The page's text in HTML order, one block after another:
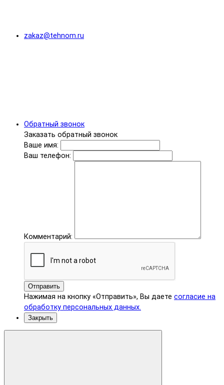
zakaz@tehnom.ru
Обратный звонок
Заказать обратный звонок
Ваше имя:
Ваш телефон:
Комментарий:
Отправить
Нажимая на кнопку «Отправить», Вы даете согласие на
обработку персональных данных.
Закрыть